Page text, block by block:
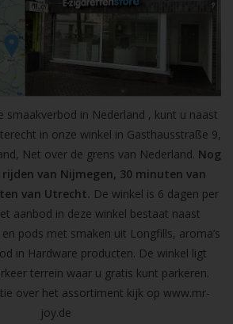
smaakverbod in Nederland , kunt u naast
in onze winkel in Gasthausstraße 9,
Net over de grens van Nederland. Nog
van Nijmegen, 30 minuten van
van Utrecht. De winkel is 6 dagen per
aanbod in deze winkel bestaat naast
pods met smaken uit Longfills, aroma’s
in Hardware producten. De winkel ligt
terrein waar u gratis kunt parkeren.
over het assortiment kijk op www.mr-
joy.de